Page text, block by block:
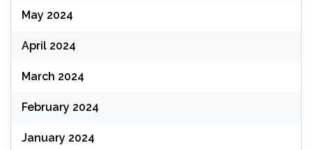
May 2024
April 2024
March 2024
February 2024
January 2024